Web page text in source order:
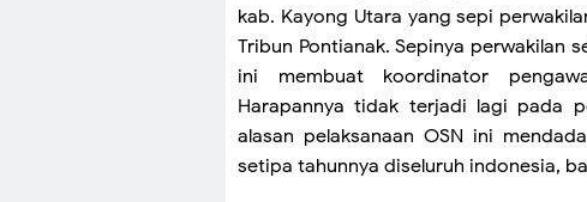
kab. Kayong Utara yang sepi
Tribun Pontianak. Sepinya perwakilan
ini membuat koordinator
Harapannya tidak terjadi lagi pada
alasan pelaksanaan OSN ini
setipa tahunnya diseluruh indonesia,